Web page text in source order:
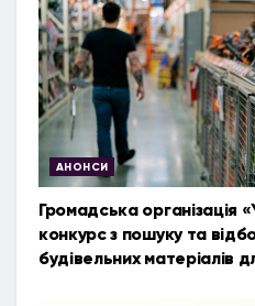
АНОНСИ
Громадська
конкурс з пошуку та
будівельних матеріалів